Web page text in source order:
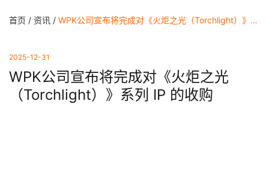
首页 / 资讯 / WPK公司宣布将完成对《火炬之光（Torchlight）》系列 IP 的收购
2025-12-31
WPK公司宣布将完成对《火炬之光
（Torchlight）》系列 IP 的收购